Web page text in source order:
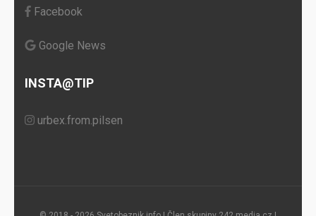
Facebook
Google News
INSTA@TIP
urbex.from.pilsen